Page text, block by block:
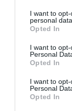
not limited to
grant or deny
use your data for
consent section.
I want to
personal
Opted In
I want to
Personal
Opted In
I want to
Personal
Opted In
A Kulturális és
János) többek
a tervről sz...
2024. szeptember
Új téma borzolja a